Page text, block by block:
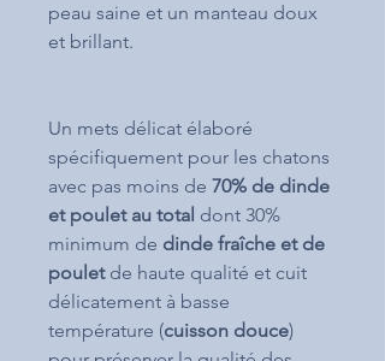
peau saine et un manteau doux
et brillant.
Un mets délicat élaboré
spécifiquement pour les chatons
avec pas moins de 70% de dinde
et poulet au total dont 30%
minimum de dinde fraîche et de
pouletde haute qualité et cuit
délicatement à basse
température (cuisson douce)